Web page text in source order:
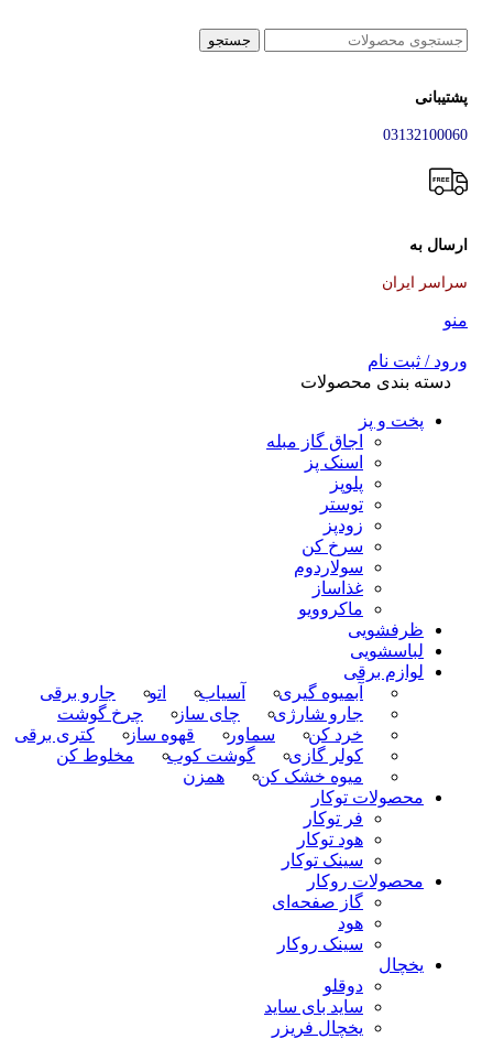
جستجو
پشتیبانی
03132100060
ارسال به
سراسر ایران
منو
ورود / ثبت نام
دسته بندی محصولات
پخت و پز
اجاق گاز مبله
اسنک پز
پلوپز
توستر
زودپز
سرخ کن
سولاردوم
غذاساز
ماکروویو
ظرفشویی
لباسشویی
لوازم برقی
آبمیوه گیری
آسیاب اتو
جارو برقی
جارو شارژی
چای ساز
چرخ گوشت
خرد کن
سماور قهوه ساز
کتری برقی
کولر گازی
گوشت کوب
مخلوط کن
میوه خشک کن
همزن
محصولات توکار
فر توکار
هود توکار
سینک توکار
محصولات روکار
گاز صفحه‌ای
هود
سینک روکار
یخچال
دوقلو
ساید بای ساید
یخچال فریزر